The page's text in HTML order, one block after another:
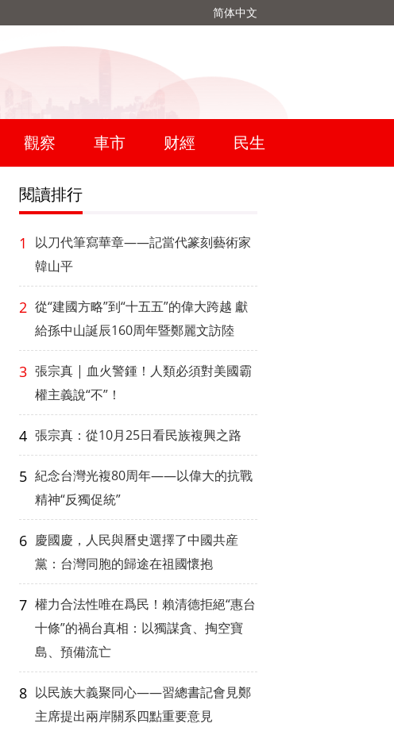
简体中文
觀察 車市 财經 民生
閱讀排行
1
以刀代筆寫華章——記當代篆刻藝術家
韓山平
2 從“建國方略”到“十五五”的偉大跨越 獻
給孫中山誕辰160周年暨鄭麗文訪陸
3 張宗真 | 血火警鍾！人類必須對美國霸
權主義說“不”！
4 張宗真：從10月25日看民族複興之路
5 紀念台灣光複80周年——以偉大的抗戰
精神“反獨促統”
6 慶國慶，人民與曆史選擇了中國共産
黨：台灣同胞的歸途在祖國懷抱
7 權力合法性唯在爲民！賴清德拒絕“惠台
十條”的禍台真相：以獨謀貪、掏空寶
島、預備流亡
8 以民族大義聚同心——習總書記會見鄭
主席提出兩岸關系四點重要意見